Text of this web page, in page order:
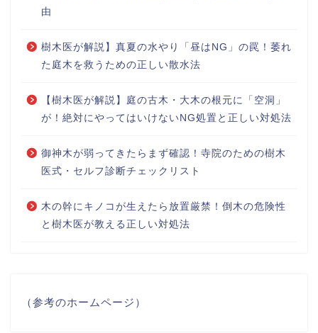
由
樹木医が解説】真夏の水やり「昼はNG」の罠！萎れ
た庭木を救うための正しい散水法
【樹木医が解説】庭の古木・大木の根元に「空洞」
が！絶対にやってはいけないNG処置と正しい対処法
御神木が弱ってきたらまず確認！寺院のための樹木
医式・セルフ診断チェックリスト
木の幹にキノコが生えたら放置厳禁！倒木の危険性
と樹木医が教える正しい対処法
（参考のホームページ）